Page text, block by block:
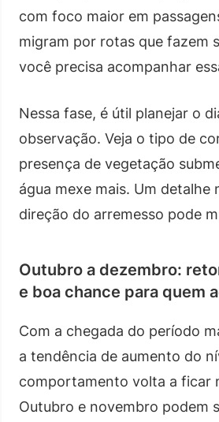
com foco maior em
migram por rotas que fazem
você precisa acompanhar
Nessa fase, é útil planejar o
observação. Veja o tipo de
presença de vegetação
água mexe mais. Um detalhe
direção do arremesso pode
Outubro a dezembro:
e boa chance para quem
Com a chegada do período
a tendência de aumento do
comportamento volta a ficar
Outubro e novembro podem